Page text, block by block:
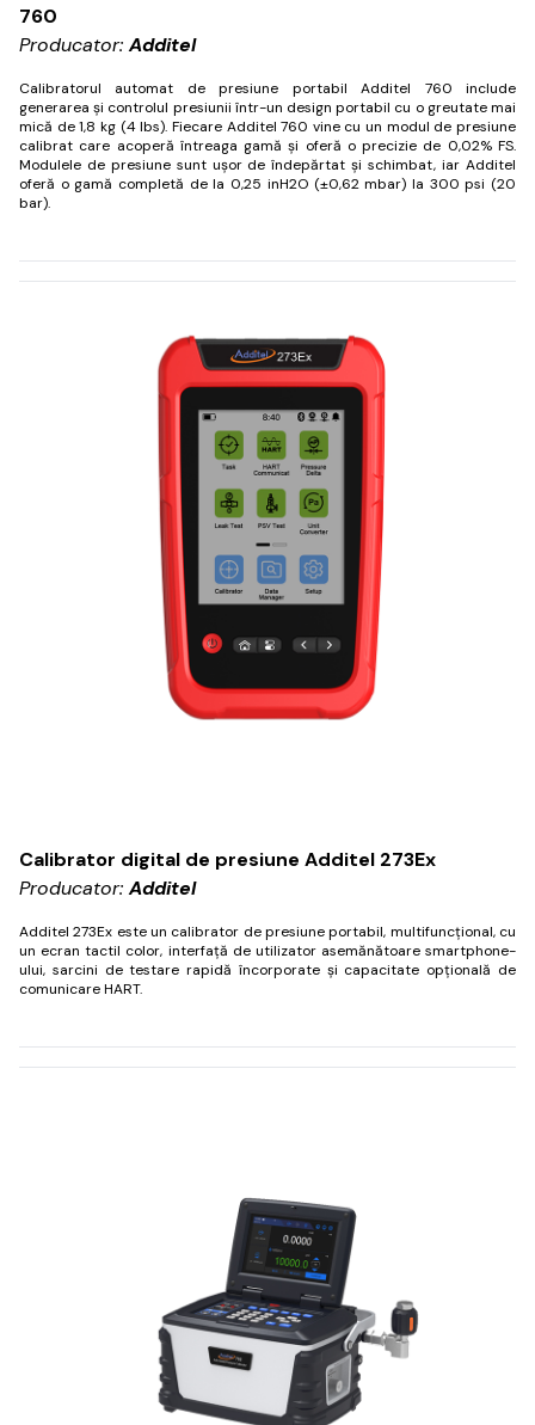
760
Producator:Additel
Calibratorul automat de presiune portabil Additel 760 include
generarea și controlul presiunii într-un design portabil cu o greutate mai
mică de 1,8 kg (4 lbs). Fiecare Additel 760 vine cu un modul de presiune
calibrat care acoperă întreaga gamă și oferă o precizie de 0,02% FS.
Modulele de presiune sunt ușor de îndepărtat și schimbat, iar Additel
oferă o gamă completă de la 0,25 inH2O (±0,62 mbar) la 300 psi (20
bar).
Calibrator digital de presiune Additel 273Ex
Producator:Additel
Additel 273Ex este un calibrator de presiune portabil, multifuncțional, cu
un ecran tactil color, interfață de utilizator asemănătoare smartphone-
ului, sarcini de testare rapidă încorporate și capacitate opțională de
comunicare HART.